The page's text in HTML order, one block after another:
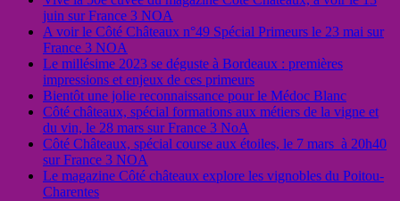
juin sur France 3 NOA
A voir le Côté Châteaux n°49 Spécial Primeurs le 23 mai sur
France 3 NOA
Le millésime 2023 se déguste à Bordeaux : premières
impressions et enjeux de ces primeurs
Bientôt une jolie reconnaissance pour le Médoc Blanc
Côté châteaux, spécial formations aux métiers de la vigne et
du vin, le 28 mars sur France 3 NoA
Côté Châteaux, spécial course aux étoiles, le 7 mars à 20h40
sur France 3 NOA
Le magazine Côté châteaux explore les vignobles du Poitou-
Charentes